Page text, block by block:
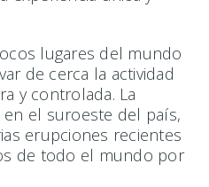
lugares del mundo
de cerca la actividad
y controlada. La
en el suroeste del país,
erupciones recientes
de todo el mundo por